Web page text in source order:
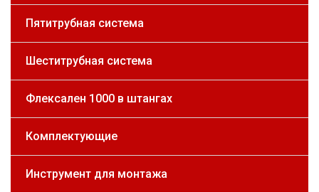
Пятитрубная система
Шеститрубная система
Флексален 1000 в штангах
Комплектующие
Инструмент для монтажа